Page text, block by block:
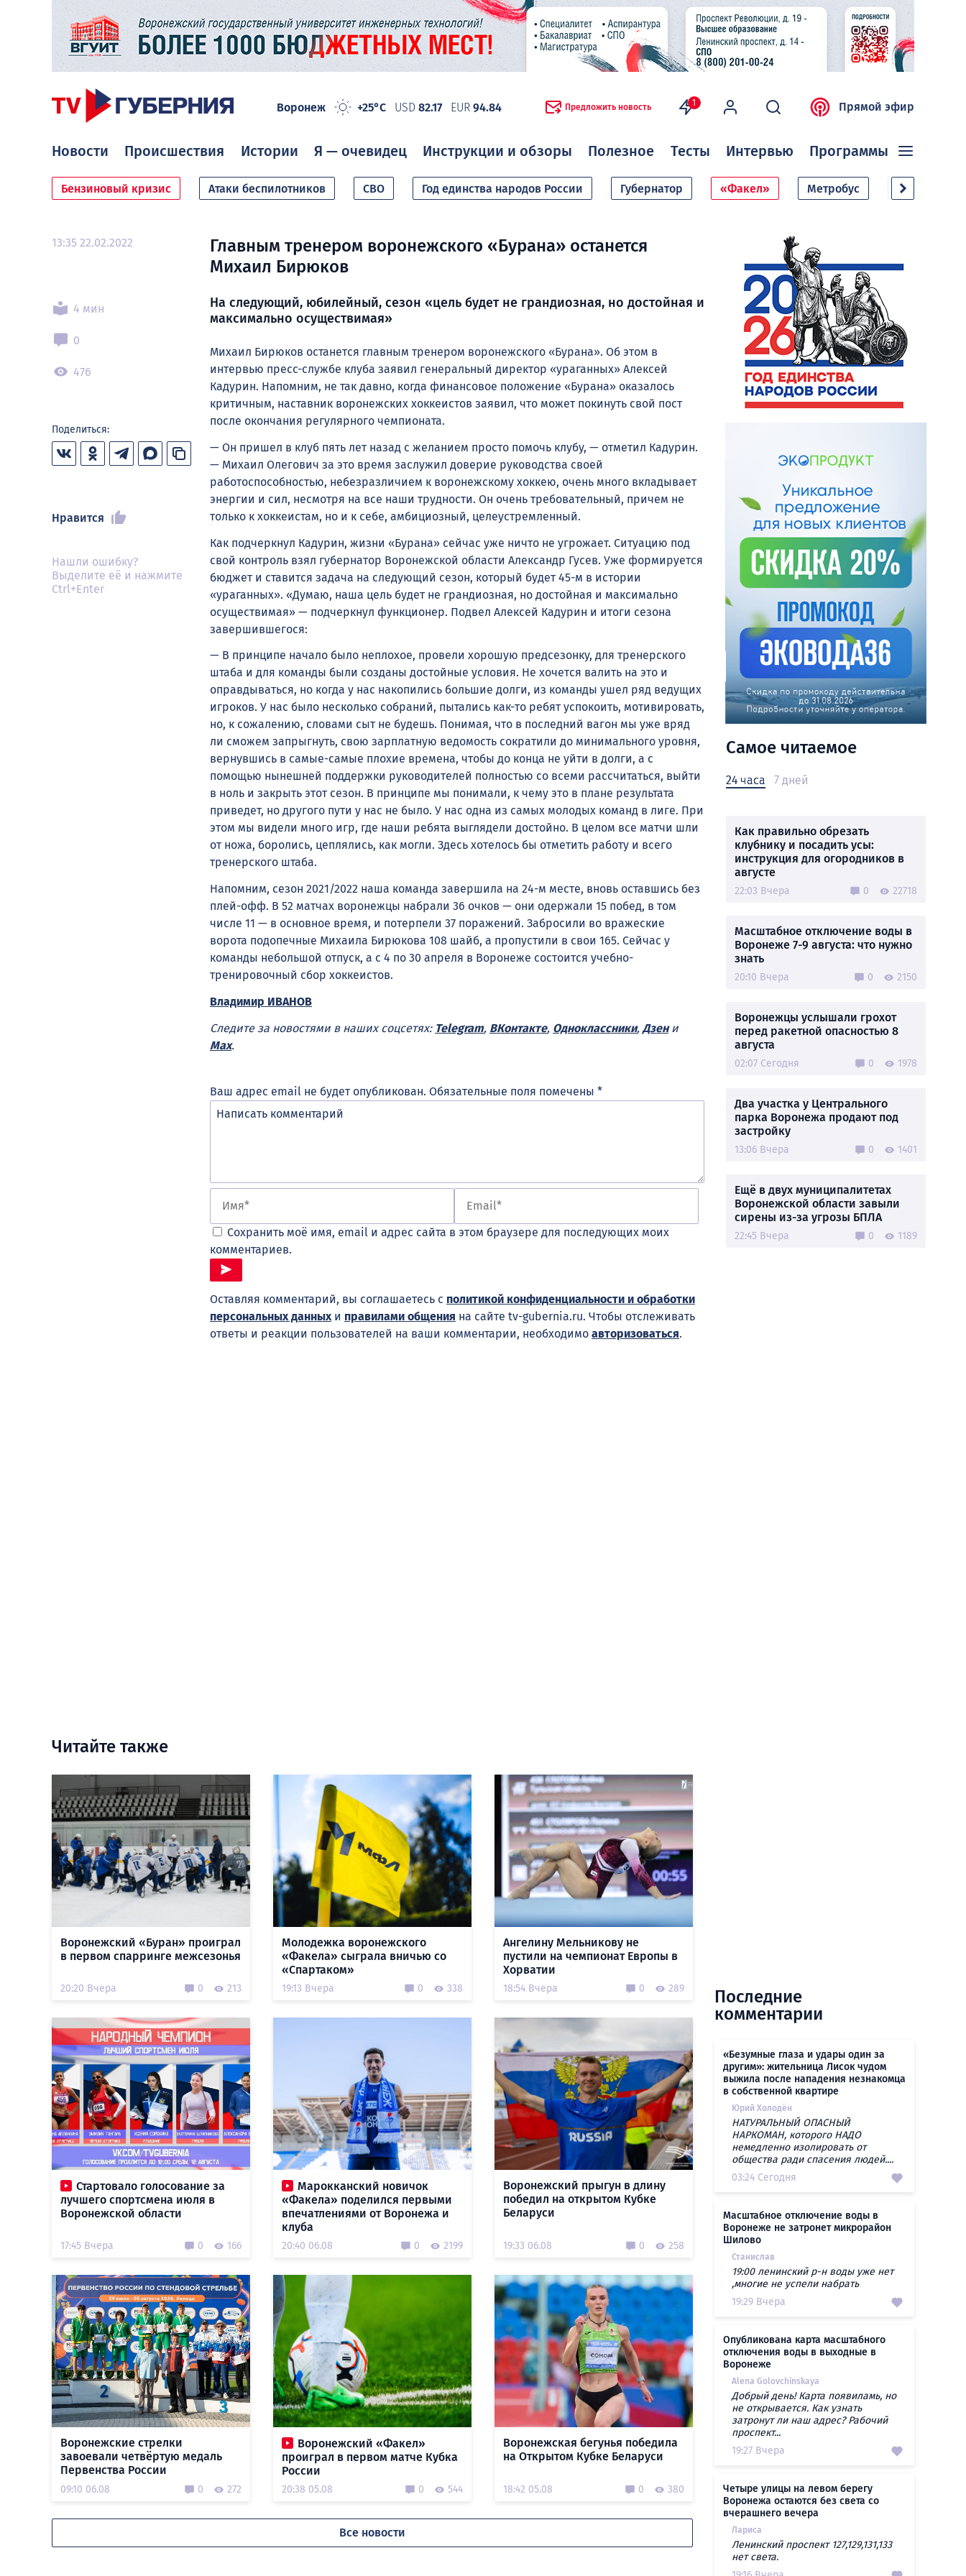
Воронеж +25°C USD 82.17 EUR 94.84 Предложить новость 1 Прямой эфир
Новости Происшествия Истории Я — очевидец Инструкции и обзоры Полезное Тесты Интервью Программы
Бензиновый кризис Атаки беспилотников СВО Год единства народов России Губернатор «Факел» Метробус Дачный
13:35 22.02.2022
4 мин
0
476
Поделиться:
Нравится
Нашли ошибку?
Выделите её и нажмите
Ctrl+Enter
Главным тренером воронежского «Бурана» останется
Михаил Бирюков
На следующий, юбилейный, сезон «цель будет не грандиозная, но достойная и
максимально осуществимая»
Михаил Бирюков останется главным тренером воронежского «Бурана». Об этом в
интервью пресс-службе клуба заявил генеральный директор «ураганных» Алексей
Кадурин. Напомним, не так давно, когда финансовое положение «Бурана» оказалось
критичным, наставник воронежских хоккеистов заявил, что может покинуть свой пост
после окончания регулярного чемпионата.
— Он пришел в клуб пять лет назад с желанием просто помочь клубу, — отметил Кадурин.
— Михаил Олегович за это время заслужил доверие руководства своей
работоспособностью, небезразличием к воронежскому хоккею, очень много вкладывает
энергии и сил, несмотря на все наши трудности. Он очень требовательный, причем не
только к хоккеистам, но и к себе, амбициозный, целеустремленный.
Как подчеркнул Кадурин, жизни «Бурана» сейчас уже ничто не угрожает. Ситуацию под
свой контроль взял губернатор Воронежской области Александр Гусев. Уже формируется
бюджет и ставится задача на следующий сезон, который будет 45-м в истории
«ураганных». «Думаю, наша цель будет не грандиозная, но достойная и максимально
осуществимая» — подчеркнул функционер. Подвел Алексей Кадурин и итоги сезона
завершившегося:
— В принципе начало было неплохое, провели хорошую предсезонку, для тренерского
штаба и для команды были созданы достойные условия. Не хочется валить на это и
оправдываться, но когда у нас накопились большие долги, из команды ушел ряд ведущих
игроков. У нас было несколько собраний, пытались как-то ребят успокоить, мотивировать,
но, к сожалению, словами сыт не будешь. Понимая, что в последний вагон мы уже вряд
ли сможем запрыгнуть, свою зарплатную ведомость сократили до минимального уровня,
вернувшись в самые-самые плохие времена, чтобы до конца не уйти в долги, а с
помощью нынешней поддержки руководителей полностью со всеми рассчитаться, выйти
в ноль и закрыть этот сезон. В принципе мы понимали, к чему это в плане результата
приведет, но другого пути у нас не было. У нас одна из самых молодых команд в лиге. При
этом мы видели много игр, где наши ребята выглядели достойно. В целом все матчи шли
от ножа, боролись, цеплялись, как могли. Здесь хотелось бы отметить работу и всего
тренерского штаба.
Напомним, сезон 2021/2022 наша команда завершила на 24-м месте, вновь оставшись без
плей-офф. В 52 матчах воронежцы набрали 36 очков — они одержали 15 побед, в том
числе 11 — в основное время, и потерпели 37 поражений. Забросили во вражеские
ворота подопечные Михаила Бирюкова 108 шайб, а пропустили в свои 165. Сейчас у
команды небольшой отпуск, а с 4 по 30 апреля в Воронеже состоится учебно-
тренировочный сбор хоккеистов.
Владимир ИВАНОВ
Следите за новостями в наших соцсетях: Telegram, ВКонтакте, Одноклассники, Дзени
Max.
Ваш адрес email не будет опубликован. Обязательные поля помечены *
Сохранить моё имя, email и адрес сайта в этом браузере для последующих моих
комментариев.
Оставляя комментарий, вы соглашаетесь с политикой конфиденциальности и обработки
персональных данных и правилами общения на сайте tv-gubernia.ru. Чтобы отслеживать
ответы и реакции пользователей на ваши комментарии, необходимо авторизоваться.
Самое читаемое
24 часа 7 дней
Как правильно обрезать
клубнику и посадить усы:
инструкция для огородников в
августе
22:03 Вчера 0 22718
Масштабное отключение воды в
Воронеже 7-9 августа: что нужно
знать
20:10 Вчера 0 2150
Воронежцы услышали грохот
перед ракетной опасностью 8
августа
02:07 Сегодня 0 1978
Два участка у Центрального
парка Воронежа продают под
застройку
13:06 Вчера 0 1401
Ещё в двух муниципалитетах
Воронежской области завыли
сирены из-за угрозы БПЛА
22:45 Вчера 0 1189
Читайте также
Воронежский «Буран» проиграл
в первом спарринге межсезонья
20:20 Вчера 0 213
Молодежка воронежского
«Факела» сыграла вничью со
«Спартаком»
19:13 Вчера 0 338
Ангелину Мельникову не
пустили на чемпионат Европы в
Хорватии
18:54 Вчера 0 289
Стартовало голосование за
лучшего спортсмена июля в
Воронежской области
17:45 Вчера 0 166
Марокканский новичок
«Факела» поделился первыми
впечатлениями от Воронежа и
клуба
20:40 06.08 0 2199
Воронежский прыгун в длину
победил на открытом Кубке
Беларуси
19:33 06.08 0 258
Воронежские стрелки
завоевали четвёртую медаль
Первенства России
09:10 06.08 0 272
Воронежский «Факел»
проиграл в первом матче Кубка
России
20:38 05.08 0 544
Воронежская бегунья победила
на Открытом Кубке Беларуси
18:42 05.08 0 380
Все новости
Последние
комментарии
«Безумные глаза и удары один за
другим»: жительница Лисок чудом
выжила после нападения незнакомца
в собственной квартире
Юрий Холодён
НАТУРАЛЬНЫЙ ОПАСНЫЙ
НАРКОМАН, которого НАДО
немедленно изолировать от
общества ради спасения людей....
03:24 Сегодня
Масштабное отключение воды в
Воронеже не затронет микрорайон
Шилово
Станислав
19:00 ленинский р-н воды уже нет
,многие не успели набрать
19:29 Вчера
Опубликована карта масштабного
отключения воды в выходные в
Воронеже
Alena Golovchinskaya
Добрый день! Карта появиламь, но
не открывается. Как узнать
затронут ли наш адрес? Рабочий
проспект...
19:27 Вчера
Четыре улицы на левом берегу
Воронежа остаются без света со
вчерашнего вечера
Лариса
Ленинский проспект 127,129,131,133
нет света.